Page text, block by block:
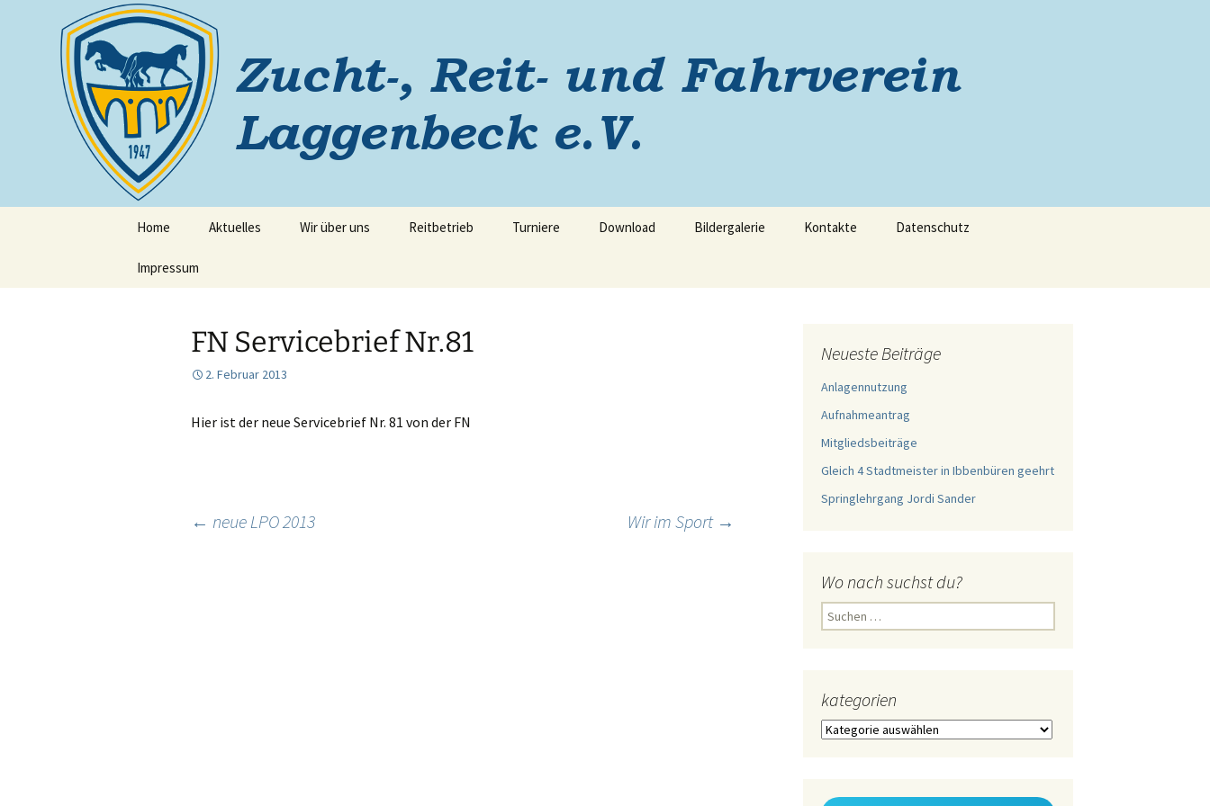
Reiterverein Laggenbeck
Home Aktuelles Wir über uns Reitbetrieb Turniere Download Bildergalerie Kontakte Datenschutz
Impressum
FN Servicebrief Nr.81
2. Februar 2013
Hier ist der neue Servicebrief Nr. 81 von der FN
Beitragsnavigation
← neue LPO 2013 Wir im Sport →
Neueste Beiträge
Anlagennutzung
Aufnahmeantrag
Mitgliedsbeiträge
Gleich 4 Stadtmeister in Ibbenbüren geehrt
Springlehrgang Jordi Sander
Wo nach suchst du?
Suchen
nach:
kategorien
kategorien